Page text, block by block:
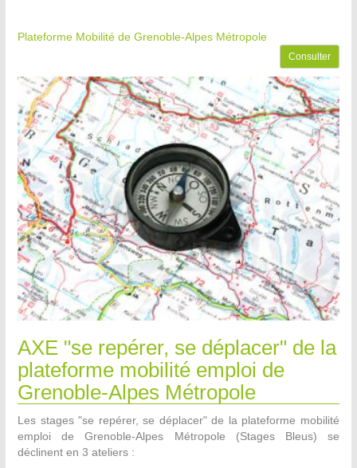
Plateforme Mobilité de Grenoble-Alpes Métropole
Consulter
AXE "se repérer, se déplacer" de la
plateforme mobilité emploi de
Grenoble-Alpes Métropole
Les stages "se repérer, se déplacer" de la plateforme mobilité
emploi de Grenoble-Alpes Métropole (Stages Bleus) se
déclinent en 3 ateliers :